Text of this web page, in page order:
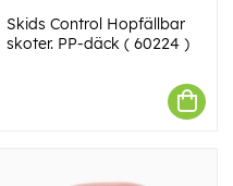
Skids Control Hopfällbar
skoter. PP-däck ( 60224 )